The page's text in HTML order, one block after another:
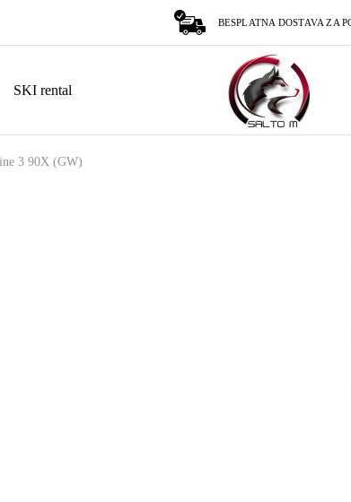
BESPLATNA DOSTAVA ZA
SKI rental SaltoM
Roleri
Ski
oprema
3 90X (GW)